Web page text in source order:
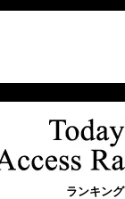
ランキング